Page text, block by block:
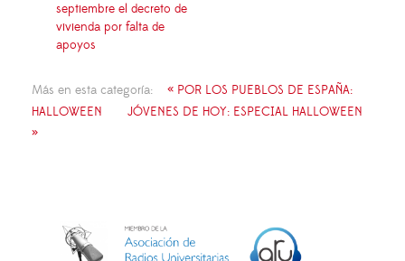
septiembre el decreto de
vivienda por falta de
apoyos
Más en esta categoría:
« POR LOS PUEBLOS DE ESPAÑA:
HALLOWEEN
JÓVENES DE HOY: ESPECIAL HALLOWEEN
»